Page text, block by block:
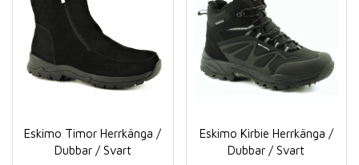
Eskimo Timor Herrkänga /
Dubbar / Svart
Eskimo Kirbie Herrkänga /
Dubbar / Svart